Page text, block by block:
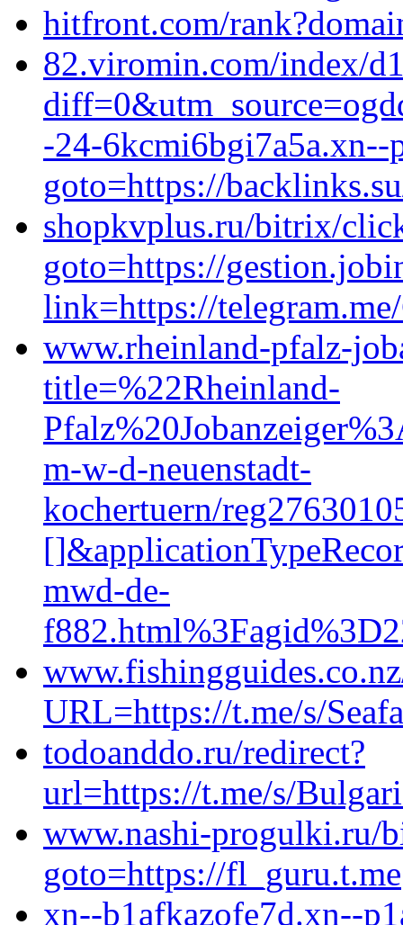
hitfront.com/
82.viromin.com/index/
-24-
goto=https://
shopkvplus.ru/bitrix/
goto=https://
link=https://
www.rheinland-pfalz-
title=%22Rheinland-
m-w-d-neuenstadt-
kochertuern/
mwd-de-
URL=https://t.me/s/
todoanddo.ru/redirect?
url=https://t.me/s/
www.nashi-progulki.ru/
goto=https://fl_guru.t.me
xn--b1afkazofe7d.xn--